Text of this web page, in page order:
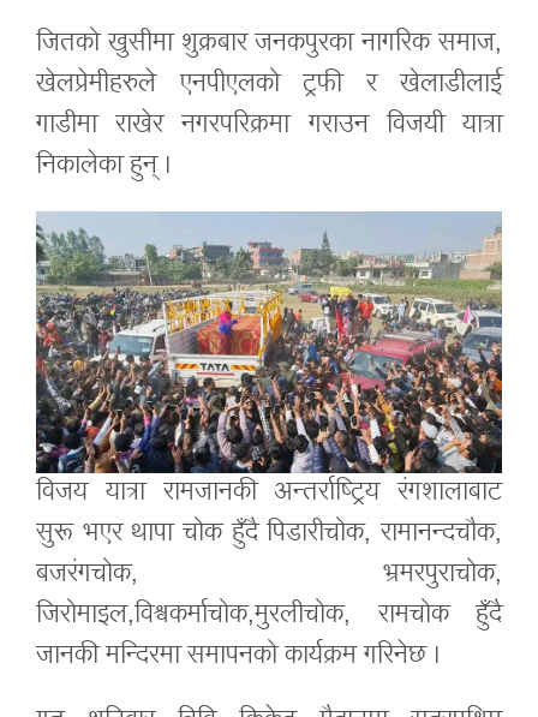
जितको खुसीमा शुक्रबार जनकपुरका नागरिक समाज,
खेलप्रेमीहरुले एनपीएलको ट्रफी र खेलाडीलाई
गाडीमा राखेर नगरपरिक्रमा गराउन विजयी यात्रा
निकालेका हुन् ।
विजय यात्रा रामजानकी अन्तर्राष्ट्रिय रंगशालाबाट
सुरू भएर थापा चोक हुँदै पिडारीचोक, रामानन्दचौक,
बजरंगचोक, भ्रमरपुराचोक,
जिरोमाइल,विश्वकर्माचोक,मुरलीचोक, रामचोक हुँदै
जानकी मन्दिरमा समापनको कार्यक्रम गरिनेछ ।